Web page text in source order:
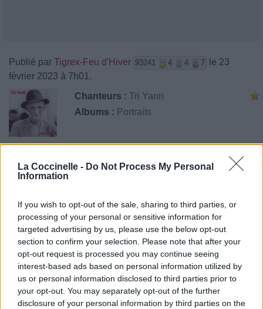
La Coccinelle - Do Not Process My Personal
Information
If you wish to opt-out of the sale, sharing to third parties, or
processing of your personal or sensitive information for
targeted advertising by us, please use the below opt-out
section to confirm your selection. Please note that after your
opt-out request is processed you may continue seeing
interest-based ads based on personal information utilized by
us or personal information disclosed to third parties prior to
your opt-out. You may separately opt-out of the further
disclosure of your personal information by third parties on the
Publié par Tigrex-Feu d'Hiver 93241 4 4 7
le 23
février 2023 à 7h01.
Chanteurs : Tri Yann
Albums : Portraits
⇑
Paroles Téléchargement
Vidéos
Pour prolonger le plaisir musical :
Vous aimez chanter, apprenez la guitare chez
Télécharger légalement les MP3 sur
Télécharger légalement les MP3 ou trouver le CD sur